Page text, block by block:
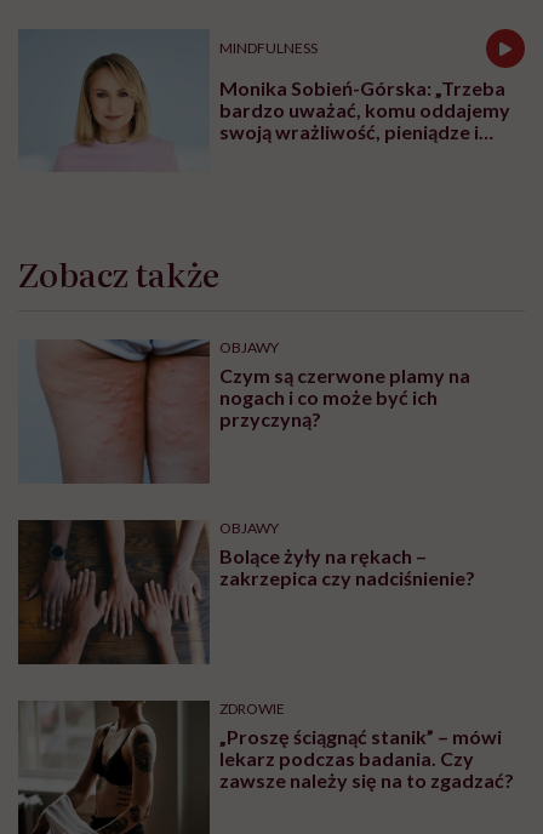
ADHD to nie jest choroba, to zaburzenie. "My jako
psychiatrzy staramy się walczyć z tą
stygmatyzacją"
"Diagnoza dziecka uratowała małżeństwo
rodziców". Dorośli czasem orientują się, że sami
mają ADHD dopiero po diagnozie dzieci